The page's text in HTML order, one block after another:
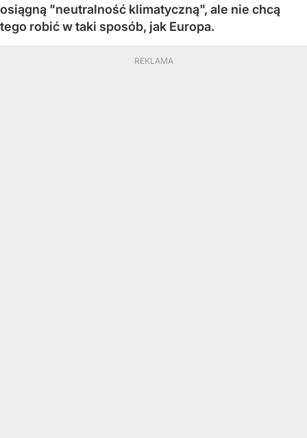
osiągną "neutralność klimatyczną", ale nie chcą
tego robić w taki sposób, jak Europa.